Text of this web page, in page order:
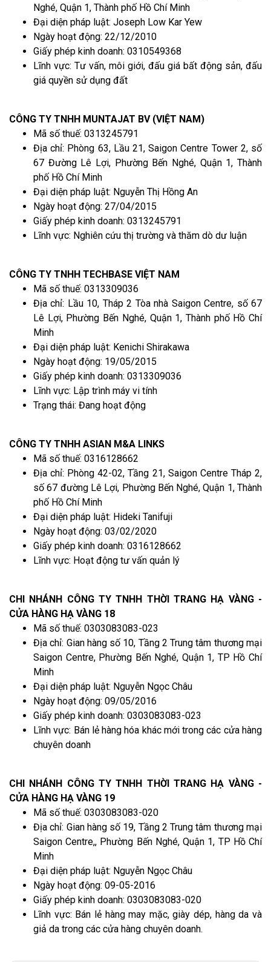
Nghé, Quận 1, Thành phố Hồ Chí Minh
Đại diện pháp luật: Joseph Low Kar Yew
Ngày hoạt động: 22/12/2010
Giấy phép kinh doanh: 0310549368
Lĩnh vực: Tư vấn, môi giới, đấu giá bất động sản, đấu
giá quyền sử dụng đất
CÔNG TY TNHH MUNTAJAT BV (VIỆT NAM)
Mã số thuế: 0313245791
Địa chỉ: Phòng 63, Lầu 21, Saigon Centre Tower 2, số
67 Đường Lê Lợi, Phường Bến Nghé, Quận 1, Thành
phố Hồ Chí Minh
Đại diện pháp luật: Nguyễn Thị Hồng An
Ngày hoạt động: 27/04/2015
Giấy phép kinh doanh: 0313245791
Lĩnh vực: Nghiên cứu thị trường và thăm dò dư luận
CÔNG TY TNHH TECHBASE VIỆT NAM
Mã số thuế: 0313309036
Địa chỉ: Lầu 10, Tháp 2 Tòa nhà Saigon Centre, số 67
Lê Lợi, Phường Bến Nghé, Quận 1, Thành phố Hồ Chí
Minh
Đại diện pháp luật: Kenichi Shirakawa
Ngày hoạt động: 19/05/2015
Giấy phép kinh doanh: 0313309036
Lĩnh vực: Lập trình máy vi tính
Trạng thái: Đang hoạt động
CÔNG TY TNHH ASIAN M&A LINKS
Mã số thuế: 0316128662
Địa chỉ: Phòng 42-02, Tầng 21, Saigon Centre Tháp 2,
số 67 đường Lê Lợi, Phường Bến Nghé, Quận 1, Thành
phố Hồ Chí Minh
Đại diện pháp luật: Hideki Tanifuji
Ngày hoạt động: 03/02/2020
Giấy phép kinh doanh: 0316128662
Lĩnh vực: Hoạt động tư vấn quản lý
CHI NHÁNH CÔNG TY TNHH THỜI TRANG HẠ VÀNG -
CỬA HÀNG HẠ VÀNG 18
Mã số thuế: 0303083083-023
Địa chỉ: Gian hàng số 10, Tầng 2 Trung tâm thương mại
Saigon Centre, Phường Bến Nghé, Quận 1, TP Hồ Chí
Minh
Đại diện pháp luật: Nguyễn Ngọc Châu
Ngày hoạt động: 09/05/2016
Giấy phép kinh doanh: 0303083083-023
Lĩnh vực: Bán lẻ hàng hóa khác mới trong các cửa hàng
chuyên doanh
CHI NHÁNH CÔNG TY TNHH THỜI TRANG HẠ VÀNG -
CỬA HÀNG HẠ VÀNG 19
Mã số thuế: 0303083083-020
Địa chỉ: Gian hàng số 19, Tầng 2 Trung tâm thương mại
Saigon Centre,, Phường Bến Nghé, Quận 1, TP Hồ Chí
Minh
Đại diện pháp luật: Nguyễn Ngọc Châu
Ngày hoạt động: 09-05-2016
Giấy phép kinh doanh: 0303083083-020
Lĩnh vực: Bán lẻ hàng may mặc, giày dép, hàng da và
giả da trong các cửa hàng chuyên doanh.